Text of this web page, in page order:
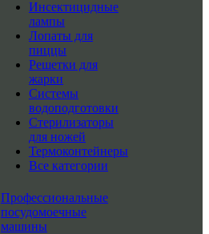
Инсектицидные
лампы
Лопаты для
пиццы
Решетки для
жарки
Системы
водоподготовки
Стерилизаторы
для ножей
Термоконтейнеры
Все категории
Профессиональные
посудомоечные
машины